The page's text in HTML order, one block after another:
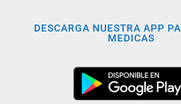
DESCARGA NUESTRA APP
MEDICAS